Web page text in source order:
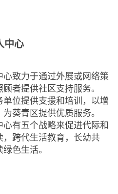
中心
致力于通过外展或网络策
者提供社区支持服务。
位提供支援和培训，以增
葵青区提供优质服务。
有五个战略来促进代际和
跨代生活教育，长幼共
色生活。